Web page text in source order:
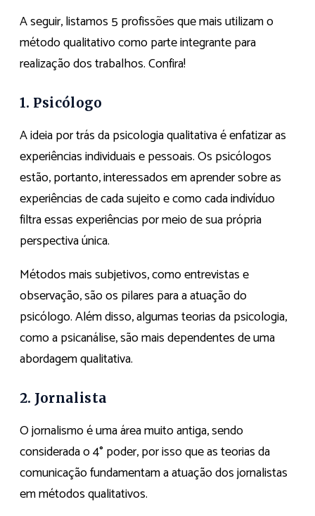
A seguir, listamos 5 profissões que mais utilizam o
método qualitativo como parte integrante para
realização dos trabalhos. Confira!
1. Psicólogo
A ideia por trás da psicologia qualitativa é enfatizar as
experiências individuais e pessoais. Os psicólogos
estão, portanto, interessados ​​em aprender sobre as
experiências de cada sujeito e como cada indivíduo
filtra essas experiências por meio de sua própria
perspectiva única.
Métodos mais subjetivos, como entrevistas e
observação, são os pilares para a atuação do
psicólogo. Além disso, algumas teorias da psicologia,
como a psicanálise, são mais dependentes de uma
abordagem qualitativa.
2. Jornalista
O jornalismo é uma área muito antiga, sendo
considerada o 4° poder, por isso que as teorias da
comunicação fundamentam a atuação dos jornalistas
em métodos qualitativos.